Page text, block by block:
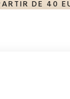
DE 40